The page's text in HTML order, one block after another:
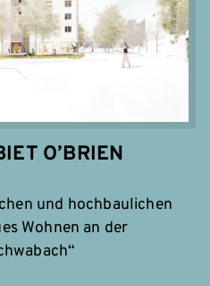
O’BRIEN
und hochbaulichen
Wohnen an der